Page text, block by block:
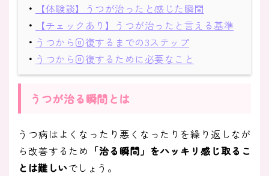
・
【体験談】うつが治ったと感じた瞬間
・
【チェックあり】うつが治ったと言える基準
・ うつから回復するまでの3ステップ
・ うつから回復するために必要なこと
うつが治る瞬間とは
うつ病はよくなったり悪くなったりを繰り返しなが
ら改善するため 「治る瞬間」をハッキリ感じ取るこ
とは難しいでしょう。